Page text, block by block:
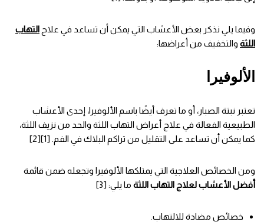
وفيما يلي نذكر بعض الأعشاب التي يمكن أن تساعد في علاج التهاب
اللثة والتخفيف من أعراضها:
الألوفيرا
تعتبر نبتة الصبار، أو ما تعرف أيضًا باسم الألوفيرا، إحدى الأعشاب
الطبيعية الفعالة في علاج أعراض التهاب اللثة والحد من نزيف اللثة،
كما يمكن أن تساعد على التقليل من تراكم البلاك في الفم. [1][2]
ومن الخصائص العلاجية التي يمتلكها الألوفيرا وتجعله ضمن قائمة
أفضل الأعشاب لعلاج التهاب اللثة ما يلي: [3]
خصائص مضادة للالتهاب.